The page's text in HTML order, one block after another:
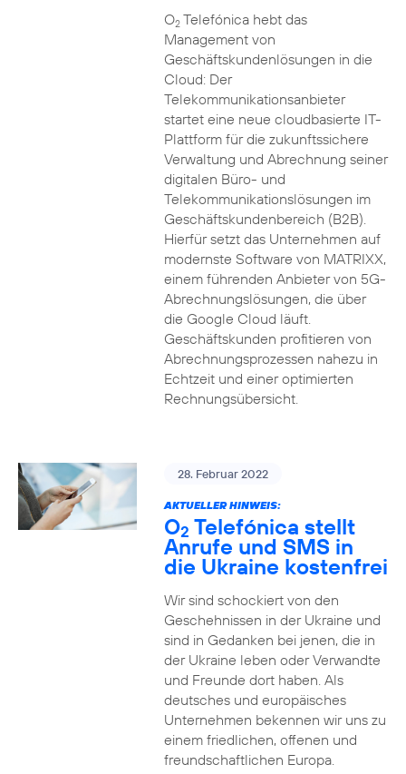
O2Telefónica hebt das
Management von
Geschäftskundenlösungen in die
Cloud: Der
Telekommunikationsanbieter
startet eine neue cloudbasierte IT-
Plattform für die zukunftssichere
Verwaltung und Abrechnung seiner
digitalen Büro- und
Telekommunikationslösungen im
Geschäftskundenbereich (B2B).
Hierfür setzt das Unternehmen auf
modernste Software von MATRIXX,
einem führenden Anbieter von 5G-
Abrechnungslösungen, die über
die Google Cloud läuft.
Geschäftskunden profitieren von
Abrechnungsprozessen nahezu in
Echtzeit und einer optimierten
Rechnungsübersicht.
28. Februar 2022
AKTUELLER HINWEIS:
O2 Telefónica stellt
Anrufe und SMS in
die Ukraine kostenfrei
Wir sind schockiert von den
Geschehnissen in der Ukraine und
sind in Gedanken bei jenen, die in
der Ukraine leben oder Verwandte
und Freunde dort haben. Als
deutsches und europäisches
Unternehmen bekennen wir uns zu
einem friedlichen, offenen und
freundschaftlichen Europa.